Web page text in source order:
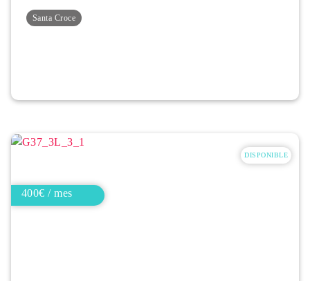
Santa Croce
DISPONIBLE
400€ / mes